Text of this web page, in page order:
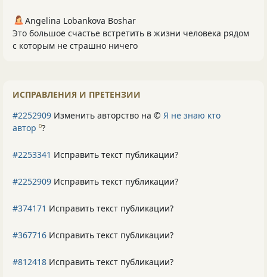
Angelina Lobankova Boshar
Это большое счастье встретить в жизни человека рядом
с которым не страшно ничего
ИСПРАВЛЕНИЯ И ПРЕТЕНЗИИ
#2252909 Изменить авторство на © Я не знаю кто
автор 0?
#2253341 Исправить текст публикации?
#2252909 Исправить текст публикации?
#374171 Исправить текст публикации?
#367716 Исправить текст публикации?
#812418 Исправить текст публикации?